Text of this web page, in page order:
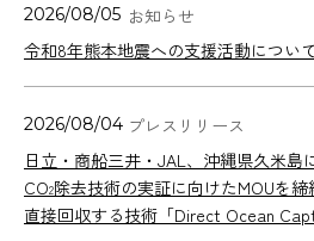
2026/08/05
令和8年熊本地震への支援活動について
2026/08/04
日立・商船三井・JAL、沖縄県久米島
CO2除去技術の実証に向けたMOUを
直接回収する技術「Direct Ocean